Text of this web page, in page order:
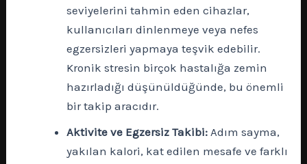
seviyelerini tahmin eden cihazlar,
kullanıcıları dinlenmeye veya nefes
egzersizleri yapmaya teşvik edebilir.
Kronik stresin birçok hastalığa zemin
hazırladığı düşünüldüğünde, bu önemli
bir takip aracıdır.
Aktivite ve Egzersiz Takibi: Adım sayma,
yakılan kalori, kat edilen mesafe ve farklı